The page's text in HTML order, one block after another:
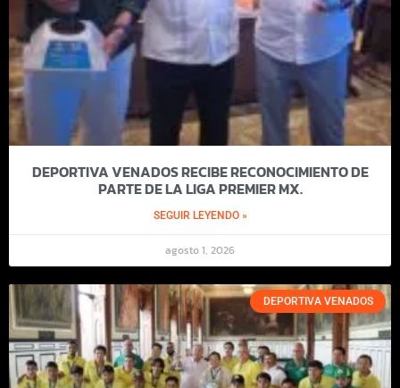
DEPORTIVA VENADOS RECIBE RECONOCIMIENTO DE
PARTE DE LA LIGA PREMIER MX.
SEGUIR LEYENDO »
agosto 1, 2026
DEPORTIVA VENADOS